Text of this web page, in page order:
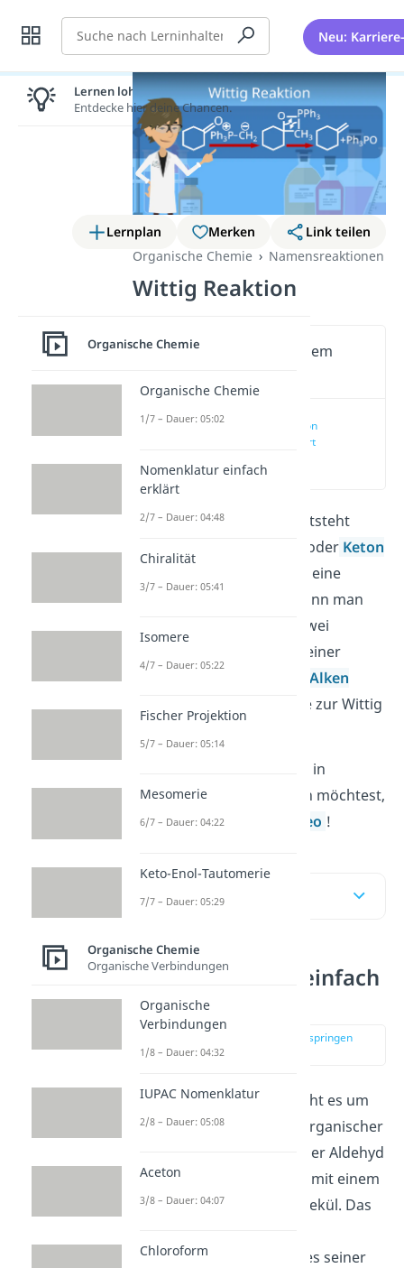
Suche Neu:
Lernplan Merken
Link teilen
Organische Chemie
Namensreaktionen
Wittig Reaktion
Wichtige Inhalte in diesem
Wittig Reaktion
einfach erklärt
(00:10)
Bei der Wittig Reaktion entsteht
oder Keton
eine
. Daher kann man
mithilfe dieser Reaktion zwei
organische Moleküle mit einer
Alken
verknüpfen. Alles wichtige zur Wittig
Wenn du lieber den Inhalt in
audiovisueller Form sehen möchtest,
klicke doch auf unser
Video !
Inhaltsübersicht
Wittig Reaktion einfach
erklärt
zur Stelle im Video springen
(00:10)
Bei der Wittig Reaktion geht es um
die Verknüpfung zweier organischer
Moleküle, einem Keton oder Aldehyd
und einem Phosphorylids mit einem
anderen organischen Molekül. Das
elektrophilen Angriff
eines seiner
Lernen lohnt sich!
Entdecke hier deine Chancen.
Organische Chemie
Organische Chemie
1/7 – Dauer: 05:02
Nomenklatur einfach
erklärt
2/7 – Dauer: 04:48
Chiralität
3/7 – Dauer: 05:41
Isomere
4/7 – Dauer: 05:22
Fischer Projektion
5/7 – Dauer: 05:14
Mesomerie
6/7 – Dauer: 04:22
Keto-Enol-Tautomerie
7/7 – Dauer: 05:29
Organische Chemie
Organische Verbindungen
Organische
Verbindungen
1/8 – Dauer: 04:32
IUPAC Nomenklatur
2/8 – Dauer: 05:08
Aceton
3/8 – Dauer: 04:07
Chloroform